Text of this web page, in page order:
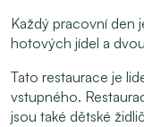
Každý pracovní den
hotových jídel a
Tato restaurace je
vstupného.
jsou také dětské